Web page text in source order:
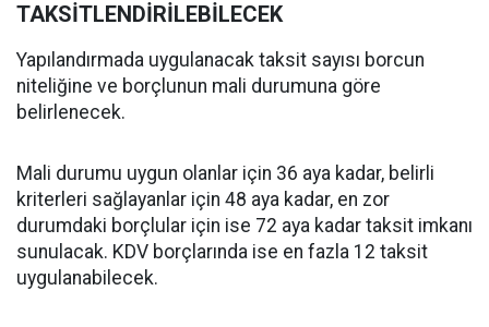
TAKSİTLENDİRİLEBİLECEK
Yapılandırmada uygulanacak taksit sayısı borcun
niteliğine ve borçlunun mali durumuna göre
belirlenecek.
Mali durumu uygun olanlar için 36 aya kadar, belirli
kriterleri sağlayanlar için 48 aya kadar, en zor
durumdaki borçlular için ise 72 aya kadar taksit imkanı
sunulacak. KDV borçlarında ise en fazla 12 taksit
uygulanabilecek.